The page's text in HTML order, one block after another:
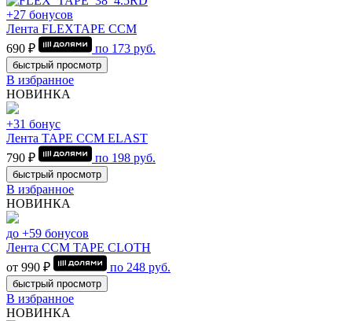
+27 бонусов
Лента FLEXTAPE CCM
690 ₽
по 173 руб.
быстрый просмотр
В избранное
НОВИНКА
+31 бонус
Лента TAPE CCM ELAST
790 ₽
по 198 руб.
быстрый просмотр
В избранное
НОВИНКА
до +59 бонусов
Лента CCM TAPE CLOTH
от 990 ₽
по 248 руб.
быстрый просмотр
В избранное
НОВИНКА